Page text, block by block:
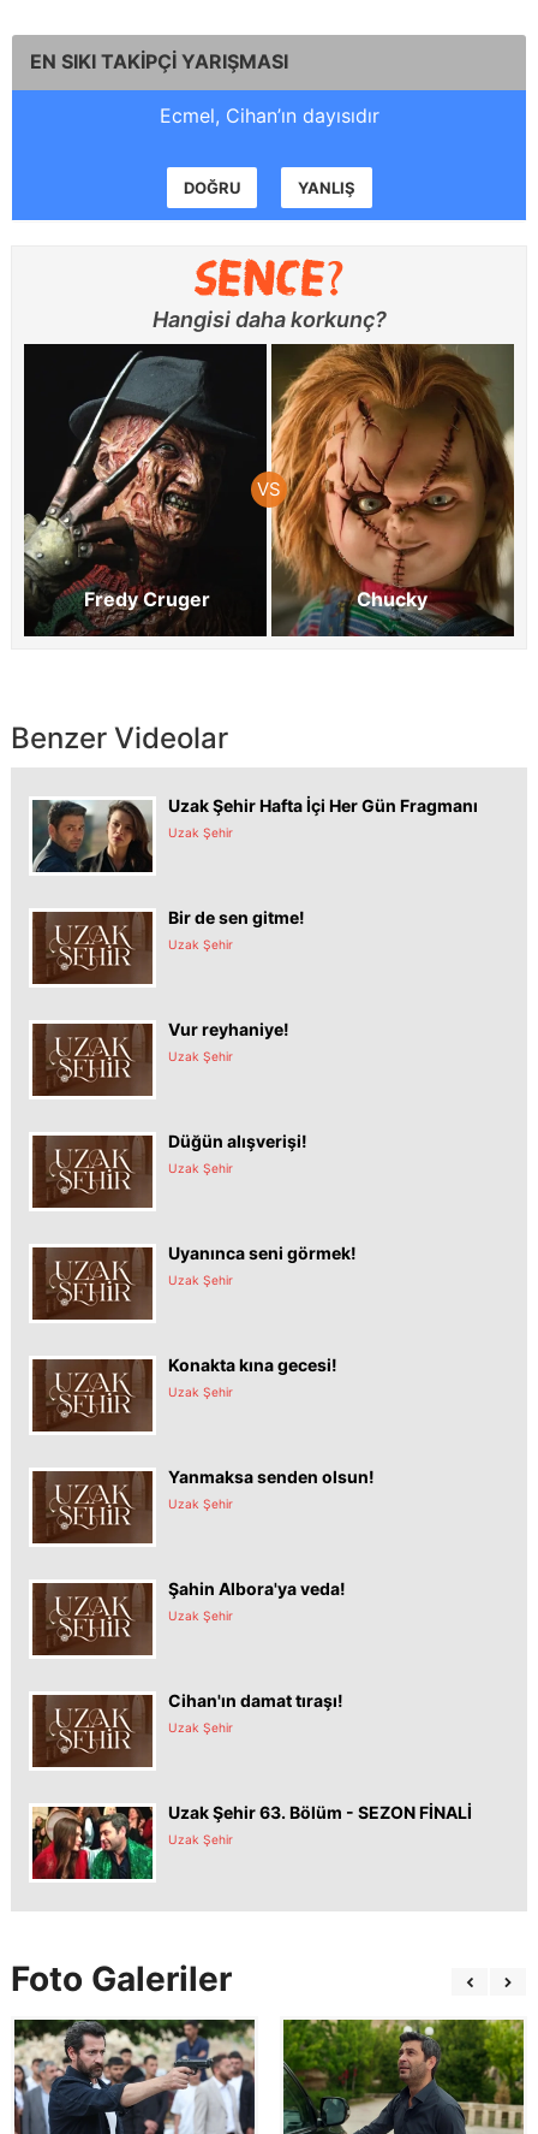
EN SIKI TAKİPÇİ YARIŞMASI
Ecmel, Cihan’ın dayısıdır
DOĞRU YANLIŞ
Hangisi daha korkunç?
Fredy Cruger Chucky
Benzer Videolar
Uzak Şehir Hafta İçi Her Gün Fragmanı
Uzak Şehir
Bir de sen gitme!
Uzak Şehir
Vur reyhaniye!
Uzak Şehir
Düğün alışverişi!
Uzak Şehir
Uyanınca seni görmek!
Uzak Şehir
Konakta kına gecesi!
Uzak Şehir
Yanmaksa senden olsun!
Uzak Şehir
Şahin Albora'ya veda!
Uzak Şehir
Cihan'ın damat tıraşı!
Uzak Şehir
Uzak Şehir 63. Bölüm - SEZON FİNALİ
Uzak Şehir
Foto Galeriler